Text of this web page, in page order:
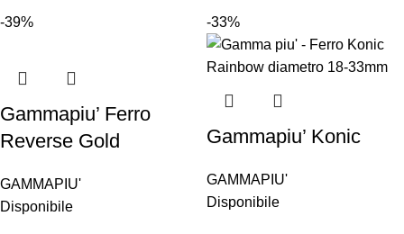
-39%
Gammapiu’ Ferro
Reverse Gold
GAMMAPIU'
Disponibile
-33%
Gammapiu’ Konic
GAMMAPIU'
Disponibile